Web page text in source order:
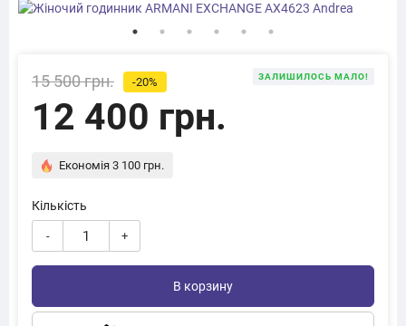
15 500 грн. -20%
12 400 грн.
ЗАЛИШИЛОСЬ МАЛО!
Економія 3 100 грн.
Кількість
- +
В корзину